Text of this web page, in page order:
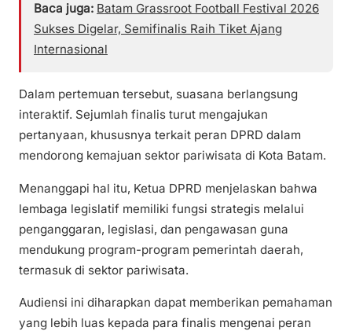
Baca juga: Batam Grassroot Football Festival 2026
Sukses Digelar, Semifinalis Raih Tiket Ajang
Internasional
Dalam pertemuan tersebut, suasana berlangsung
interaktif. Sejumlah finalis turut mengajukan
pertanyaan, khususnya terkait peran DPRD dalam
mendorong kemajuan sektor pariwisata di Kota Batam.
Menanggapi hal itu, Ketua DPRD menjelaskan bahwa
lembaga legislatif memiliki fungsi strategis melalui
penganggaran, legislasi, dan pengawasan guna
mendukung program-program pemerintah daerah,
termasuk di sektor pariwisata.
Audiensi ini diharapkan dapat memberikan pemahaman
yang lebih luas kepada para finalis mengenai peran